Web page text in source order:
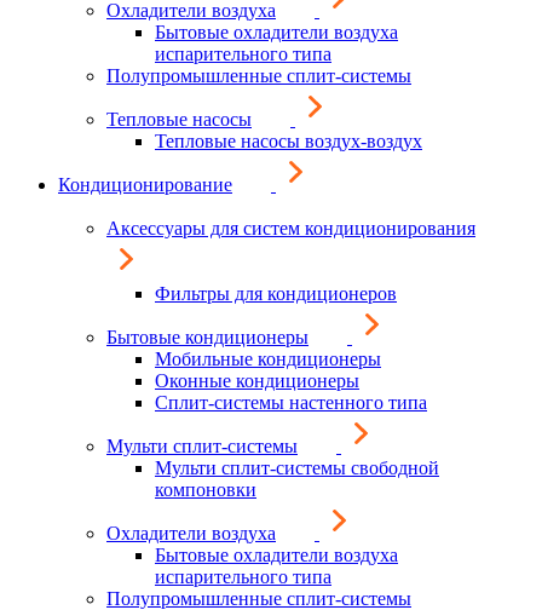
Охладители воздуха
Бытовые охладители воздуха
испарительного типа
Полупромышленные сплит-системы
Тепловые насосы
Тепловые насосы воздух-воздух
Кондиционирование
Аксессуары для систем кондиционирования
Фильтры для кондиционеров
Бытовые кондиционеры
Мобильные кондиционеры
Оконные кондиционеры
Сплит-системы настенного типа
Мульти сплит-системы
Мульти сплит-системы свободной
компоновки
Охладители воздуха
Бытовые охладители воздуха
испарительного типа
Полупромышленные сплит-системы